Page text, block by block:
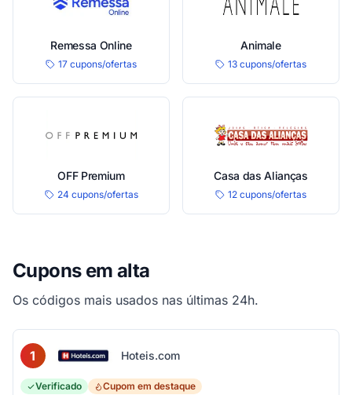
Remessa Online
17 cupons/ofertas
Animale
13 cupons/ofertas
OFF Premium
24 cupons/ofertas
Casa das Alianças
12 cupons/ofertas
Cupons em alta
Os códigos mais usados nas últimas 24h.
1 Hoteis.com
Verificado Cupom em destaque